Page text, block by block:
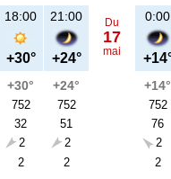
18:00
+30°
+30°
752
32
2
2
21:00
+24°
+24°
752
51
2
2
Du
17
mai
0:00
+14°
752
76
2
2